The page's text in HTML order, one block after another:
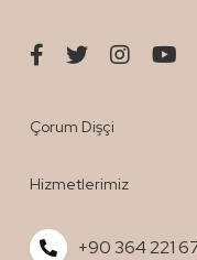
Çorum Dişçi
Hizmetlerimiz
+90 364 221